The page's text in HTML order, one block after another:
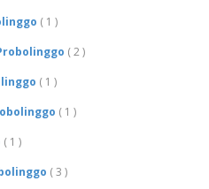
( 1 )
( 2 )
( 1 )
( 1 )
( 1 )
( 3 )